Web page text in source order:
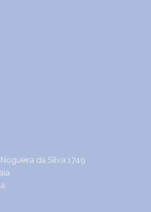
da Silva 1749